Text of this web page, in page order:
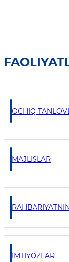
OCHIQ
MAJLISLAR
IMTIYOZLAR